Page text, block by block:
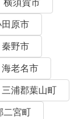
横須賀市
原市
秦野市
海老名市
三浦郡葉山町
二宮町